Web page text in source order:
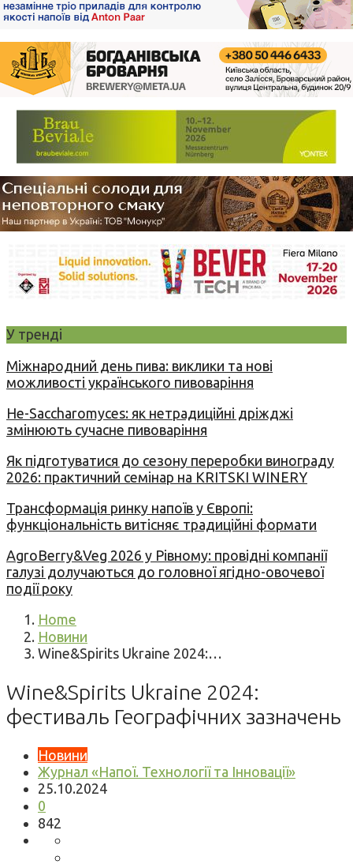
У тренді
Міжнародний день пива: виклики та нові
можливості українського пивоваріння
Не-Saccharomyces: як нетрадиційні дріжджі
змінюють сучасне пивоваріння
Як підготуватися до сезону переробки винограду
2026: практичний семінар на KRITSKI WINERY
Трансформація ринку напоїв у Європі:
функціональність витісняє традиційні формати
AgroBerry&Veg 2026 у Рівному: провідні компанії
галузі долучаються до головної ягідно-овочевої
події року
Home
Новини
Wine&Spirits Ukraine 2024:…
Wine&Spirits Ukraine 2024:
фестиваль Географічних зазначень
Новини
Журнал «Напої. Технології та Інновації»
25.10.2024
0
842